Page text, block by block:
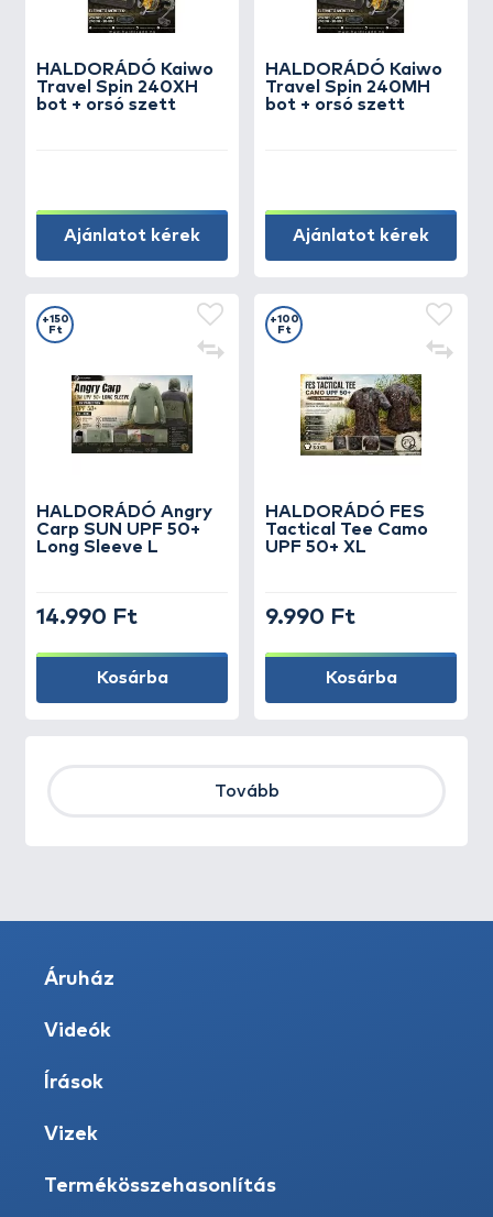
HALDORÁDÓ Kaiwo
Travel Spin 240XH
bot + orsó szett
Ajánlatot kérek
HALDORÁDÓ Kaiwo
Travel Spin 240MH
bot + orsó szett
Ajánlatot kérek
HALDORÁDÓ Angry
Carp SUN UPF 50+
Long Sleeve L
+150
Ft
14.990 Ft
Kosárba
HALDORÁDÓ FES
Tactical Tee Camo
UPF 50+ XL
+100
Ft
9.990 Ft
Kosárba
Tovább
Áruház
Videók
Írások
Vizek
Termékösszehasonlítás